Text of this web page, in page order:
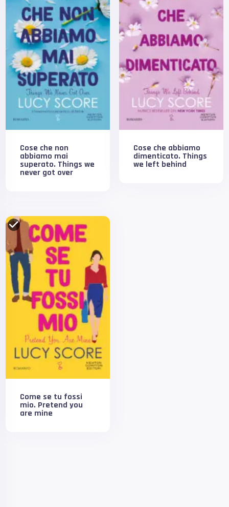
Cose che non
abbiamo mai
superato. Things we
never got over
Cose che abbiamo
dimenticato. Things
we left behind
Come se tu fossi
mio. Pretend you
are mine